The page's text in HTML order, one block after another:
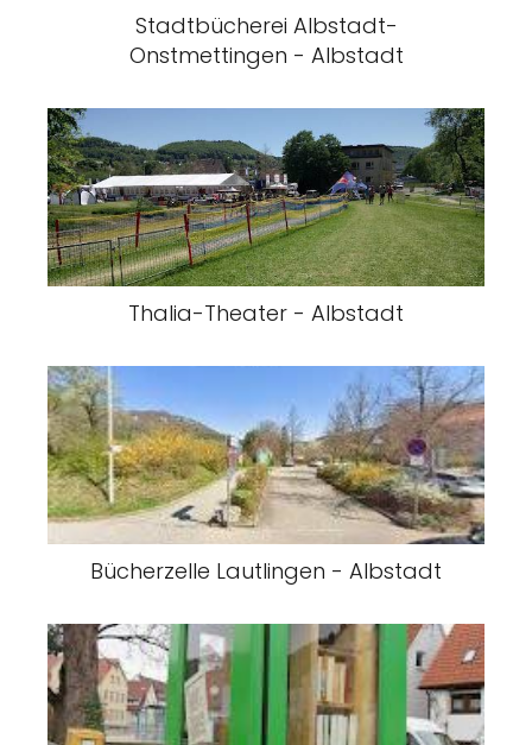
Stadtbücherei Albstadt-
Onstmettingen - Albstadt
Thalia-Theater - Albstadt
Bücherzelle Lautlingen - Albstadt